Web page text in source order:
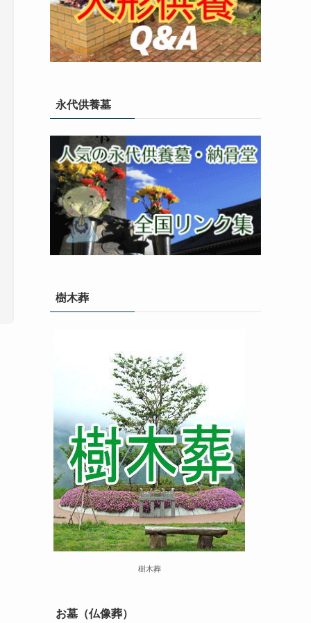
永代供養墓
樹木葬
樹木葬
お墓（仏像葬）